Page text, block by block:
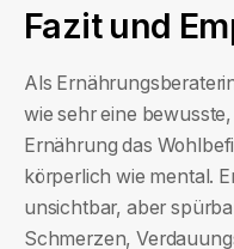
Fazit und
Als
wie sehr eine
Ernährung das
körperlich wie mental.
unsichtbar, aber
Schmerzen,